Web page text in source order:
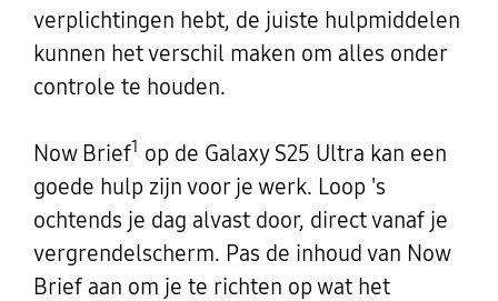
verplichtingen hebt, de juiste hulpmiddelen
kunnen het verschil maken om alles onder
controle te houden.
Now Brief1 op de Galaxy S25 Ultra kan een
goede hulp zijn voor je werk. Loop 's
ochtends je dag alvast door, direct vanaf je
vergrendelscherm. Pas de inhoud van Now
Brief aan om je te richten op wat het